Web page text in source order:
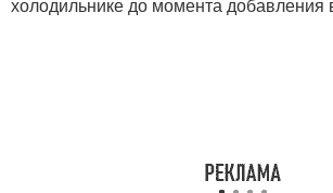
Ингредиенты для